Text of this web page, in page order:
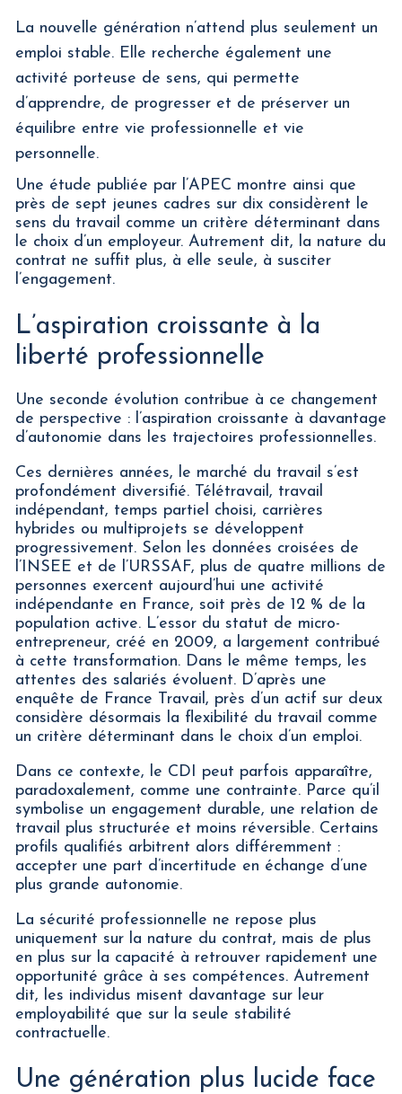
La nouvelle génération n’attend plus seulement un
emploi stable. Elle recherche également une
activité porteuse de sens, qui permette
d’apprendre, de progresser et de préserver un
équilibre entre vie professionnelle et vie
personnelle.
Une étude publiée par l’APEC montre ainsi que
près de sept jeunes cadres sur dix considèrent le
sens du travail comme un critère déterminant dans
le choix d’un employeur. Autrement dit, la nature du
contrat ne suffit plus, à elle seule, à susciter
l’engagement.
L’aspiration croissante à la
liberté professionnelle
Une seconde évolution contribue à ce changement
de perspective : l’aspiration croissante à davantage
d’autonomie dans les trajectoires professionnelles.
Ces dernières années, le marché du travail s’est
profondément diversifié. Télétravail, travail
indépendant, temps partiel choisi, carrières
hybrides ou multiprojets se développent
progressivement. Selon les données croisées de
l’INSEE et de l’URSSAF, plus de quatre millions de
personnes exercent aujourd’hui une activité
indépendante en France, soit près de 12 % de la
population active. L’essor du statut de micro-
entrepreneur, créé en 2009, a largement contribué
à cette transformation. Dans le même temps, les
attentes des salariés évoluent. D’après une
enquête de France Travail, près d’un actif sur deux
considère désormais la flexibilité du travail comme
un critère déterminant dans le choix d’un emploi.
Dans ce contexte, le CDI peut parfois apparaître,
paradoxalement, comme une contrainte. Parce qu’il
symbolise un engagement durable, une relation de
travail plus structurée et moins réversible. Certains
profils qualifiés arbitrent alors différemment :
accepter une part d’incertitude en échange d’une
plus grande autonomie.
La sécurité professionnelle ne repose plus
uniquement sur la nature du contrat, mais de plus
en plus sur la capacité à retrouver rapidement une
opportunité grâce à ses compétences. Autrement
dit, les individus misent davantage sur leur
employabilité que sur la seule stabilité
contractuelle.
Une génération plus lucide face